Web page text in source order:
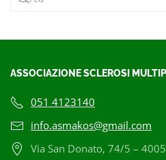
ASSOCIAZIONE SCLEROSI
051 4123140
info.asmakos@gmail.com
Via San Donato, 74/5 –